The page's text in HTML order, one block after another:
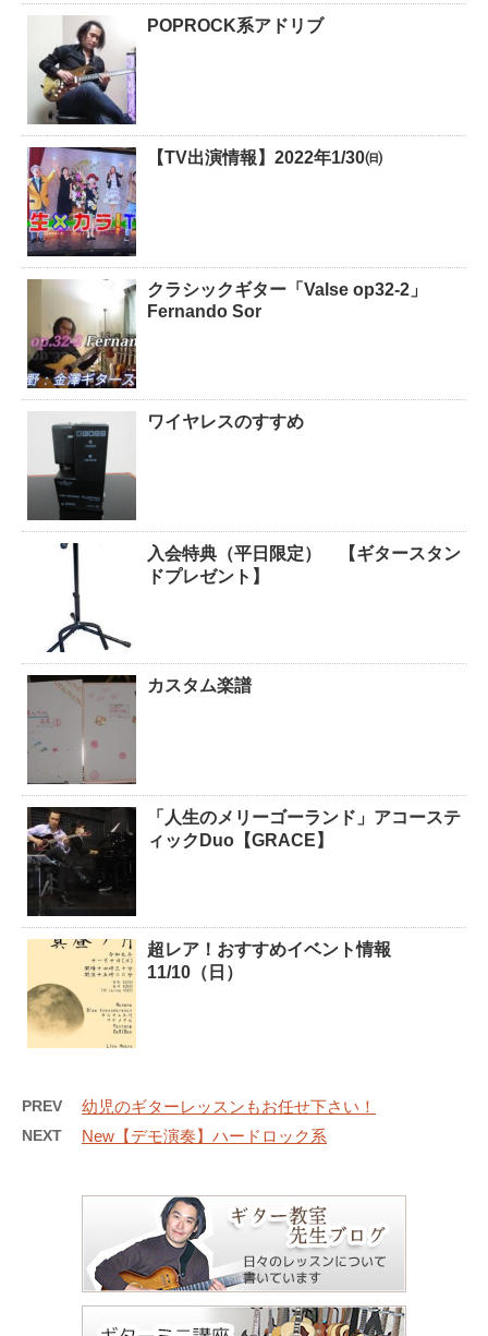
POPROCK系アドリブ
【TV出演情報】2022年1/30㈰
クラシックギター「Valse op32-2」
Fernando Sor
ワイヤレスのすすめ
入会特典（平日限定） 【ギタースタン
ドプレゼント】
カスタム楽譜
「人生のメリーゴーランド」アコーステ
ィックDuo【GRACE】
超レア！おすすめイベント情報
11/10（日）
PREV 幼児のギターレッスンもお任せ下さい！
NEXT New【デモ演奏】ハードロック系